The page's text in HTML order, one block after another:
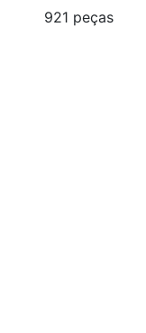
921 peças